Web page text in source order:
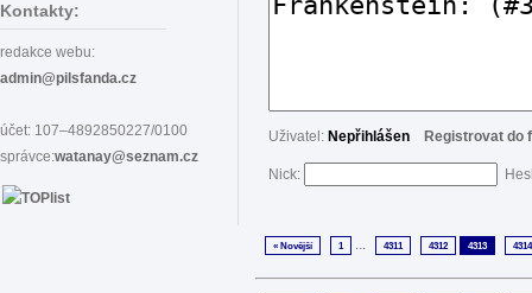
Kontakty:
redakce webu:
admin@pilsfanda.cz
účet: 107–4892850227/0100
správce:watanay@seznam.cz
Uživatel: Nepřihlášen Registrovat do
Nick:
« Novější 1 ... 4311 4312 4313 4314